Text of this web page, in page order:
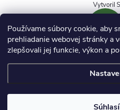
Používame súbory cookie, aby
prehliadanie webovej stránky a
zlepšovali jej funkcie, výkon a
DOPRAVA
nad 50 € získate dopravu
objednávkach
Vytvoril